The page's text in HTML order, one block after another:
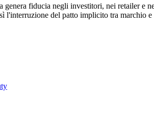
genera fiducia negli investitori, nei retailer e
l'interruzione del patto implicito tra marchio